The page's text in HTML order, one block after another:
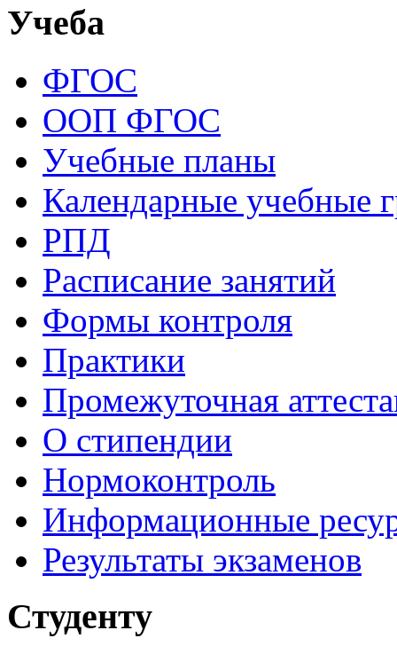
Учеба
ФГОС
ООП ФГОС
Учебные планы
Календарные учебные
РПД
Расписание занятий
Формы контроля
Практики
Промежуточная
О стипендии
Нормоконтроль
Информационные
Результаты экзаменов
Студенту